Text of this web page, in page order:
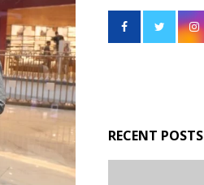
o
RECENT POSTS